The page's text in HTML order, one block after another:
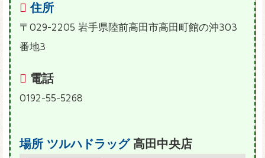
住所
〒029-2205 岩手県陸前高田市高田町館の沖303
番地3
電話
0192-55-5268
場所 ツルハドラッグ高田中央店